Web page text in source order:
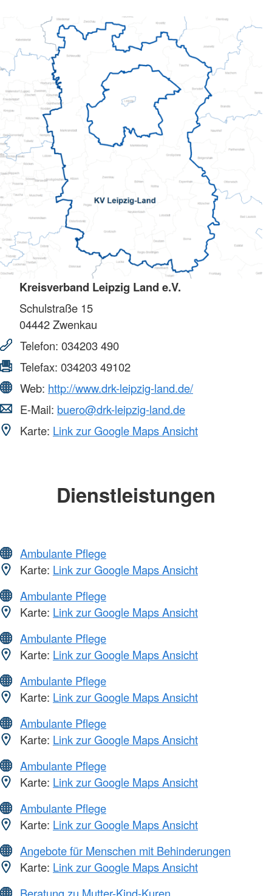
Kreisverband Leipzig Land e.V.
Schulstraße 15
04442Zwenkau
Telefon: 034203 490
Telefax: 034203 49102
Web: http://www.drk-leipzig-land.de/
E-Mail: buero@drk-leipzig-land.de
Karte: Link zur Google Maps Ansicht
Dienstleistungen
Ambulante Pflege
Karte: Link zur Google Maps Ansicht
Ambulante Pflege
Karte: Link zur Google Maps Ansicht
Ambulante Pflege
Karte: Link zur Google Maps Ansicht
Ambulante Pflege
Karte: Link zur Google Maps Ansicht
Ambulante Pflege
Karte: Link zur Google Maps Ansicht
Ambulante Pflege
Karte: Link zur Google Maps Ansicht
Ambulante Pflege
Karte: Link zur Google Maps Ansicht
Angebote für Menschen mit Behinderungen
Karte: Link zur Google Maps Ansicht